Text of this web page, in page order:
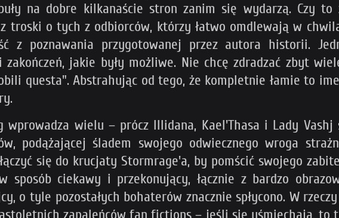
na dobre kilkanaście stron zanim się wydarzą. Czy
troski o tych z odbiorców, którzy łatwo omdlewają w
z poznawania przygotowanej przez autora historii.
zakończeń, jakie były możliwe. Nie chcę zdradzać zbyt
questa". Abstrahując od tego, że kompletnie łamie to
wielu – prócz Illidana, Kael'Thasa i Lady Vashj
podążającej śladem swojego odwiecznego wroga
się do krucjaty Stormrage'a, by pomścić swojego
sposób ciekawy i przekonujący, łącznie z bardzo
o tyle pozostałych bohaterów znacznie spłycono. W